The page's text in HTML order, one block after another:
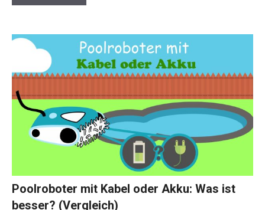
Poolroboter mit Kabel oder Akku: Was ist
besser? (Vergleich)